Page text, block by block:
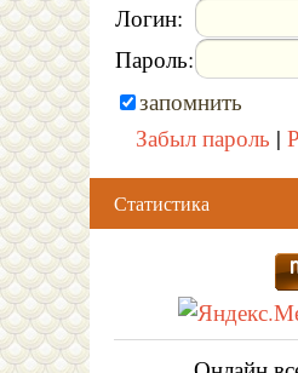
Логин:
Пароль:
запомнить
Забыл пароль |
Статистика